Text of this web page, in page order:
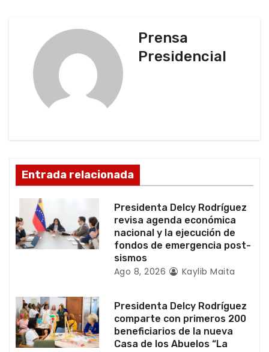
e
e
n
t
a
d
a
Prensa
Presidencial
Entrada relacionada
Presidenta Delcy Rodríguez
revisa agenda económica
nacional y la ejecución de
fondos de emergencia post-
sismos
Ago 8, 2026 Kaylib Maita
Presidenta Delcy Rodríguez
comparte con primeros 200
beneficiarios de la nueva
Casa de los Abuelos “La